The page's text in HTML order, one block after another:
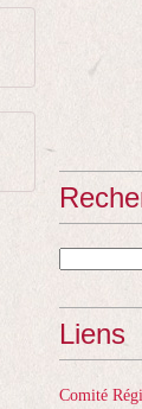
Liens
Comité